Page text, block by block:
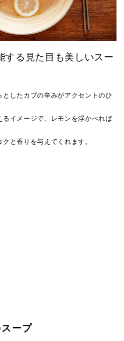
する見た目も美しいスー
したカブの辛みがアクセントのひ
イメージで、レモンを浮かべれば
と香りを与えてくれます。
ープ